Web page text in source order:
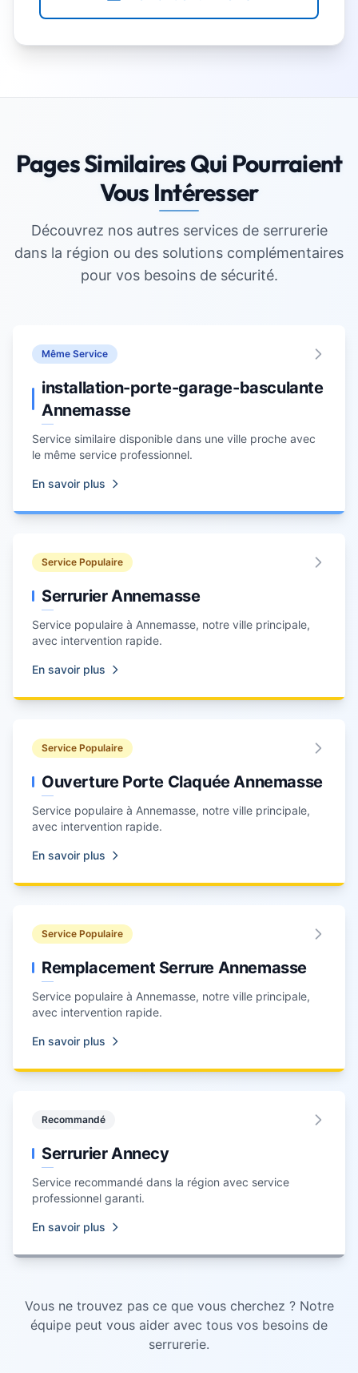
Pages Similaires Qui Pourraient
Vous Intéresser
Découvrez nos autres services de serrurerie
dans la région ou des solutions complémentaires
pour vos besoins de sécurité.
Même Service
installation-porte-garage-basculante
Annemasse
Service similaire disponible dans une ville proche avec
le même service professionnel.
En savoir plus
Service Populaire
Serrurier Annemasse
Service populaire à Annemasse, notre ville principale,
avec intervention rapide.
En savoir plus
Service Populaire
Ouverture Porte Claquée Annemasse
Service populaire à Annemasse, notre ville principale,
avec intervention rapide.
En savoir plus
Service Populaire
Remplacement Serrure Annemasse
Service populaire à Annemasse, notre ville principale,
avec intervention rapide.
En savoir plus
Recommandé
Serrurier Annecy
Service recommandé dans la région avec service
professionnel garanti.
En savoir plus
Vous ne trouvez pas ce que vous cherchez ? Notre
équipe peut vous aider avec tous vos besoins de
serrurerie.